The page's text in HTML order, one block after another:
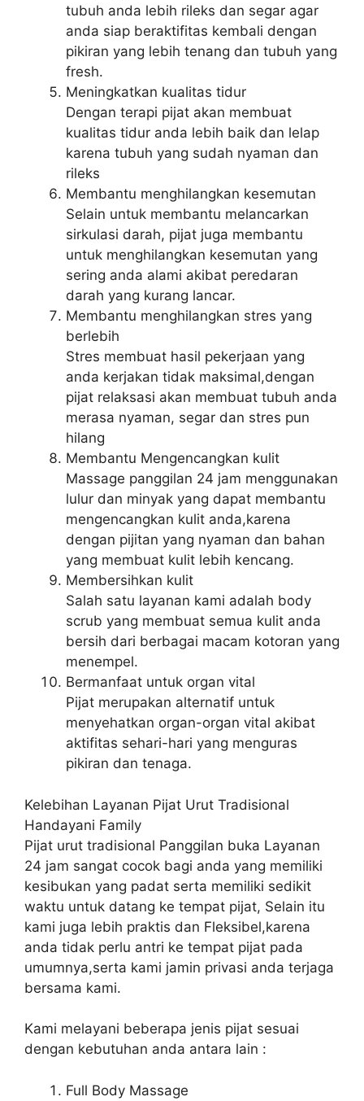
tubuh anda lebih rileks dan segar agar
anda siap beraktifitas kembali dengan
pikiran yang lebih tenang dan tubuh yang
fresh.
Meningkatkan kualitas tidur
Dengan terapi pijat akan membuat
kualitas tidur anda lebih baik dan lelap
karena tubuh yang sudah nyaman dan
rileks
Membantu menghilangkan kesemutan
Selain untuk membantu melancarkan
sirkulasi darah, pijat juga membantu
untuk menghilangkan kesemutan yang
sering anda alami akibat peredaran
darah yang kurang lancar.
Membantu menghilangkan stres yang
berlebih
Stres membuat hasil pekerjaan yang
anda kerjakan tidak maksimal,dengan
pijat relaksasi akan membuat tubuh anda
merasa nyaman, segar dan stres pun
hilang
Membantu Mengencangkan kulit
Massage panggilan 24 jam menggunakan
lulur dan minyak yang dapat membantu
mengencangkan kulit anda,karena
dengan pijitan yang nyaman dan bahan
yang membuat kulit lebih kencang.
Membersihkan kulit
Salah satu layanan kami adalah body
scrub yang membuat semua kulit anda
bersih dari berbagai macam kotoran yang
menempel.
Bermanfaat untuk organ vital
Pijat merupakan alternatif untuk
menyehatkan organ-organ vital akibat
aktifitas sehari-hari yang menguras
pikiran dan tenaga.
Kelebihan Layanan Pijat Urut Tradisional
Handayani Family
Pijat urut tradisional Panggilan buka Layanan
24 jam sangat cocok bagi anda yang memiliki
kesibukan yang padat serta memiliki sedikit
waktu untuk datang ke tempat pijat, Selain itu
kami juga lebih praktis dan Fleksibel,karena
anda tidak perlu antri ke tempat pijat pada
umumnya,serta kami jamin privasi anda terjaga
bersama kami.
Kami melayani beberapa jenis pijat sesuai
dengan kebutuhan anda antara lain :
Full Body Massage